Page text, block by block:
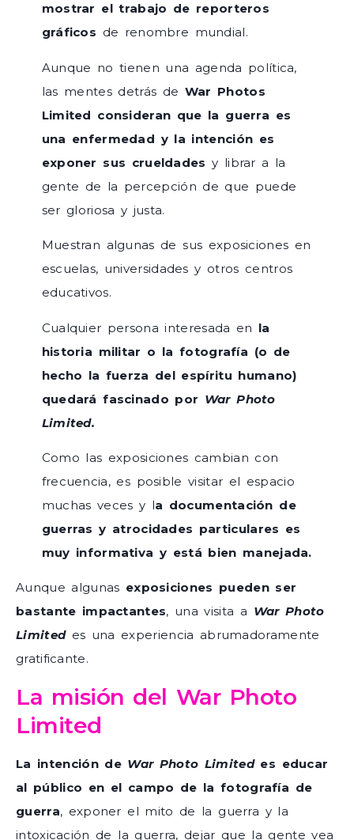
mostrar el trabajo de reporteros
gráficos de renombre mundial.
Aunque no tienen una agenda política,
las mentes detrás de War Photos
Limited consideran que la guerra es
una enfermedad y la intención es
exponer sus crueldades y librar a la
gente de la percepción de que puede
ser gloriosa y justa.
Muestran algunas de sus exposiciones en
escuelas, universidades y otros centros
educativos.
Cualquier persona interesada en la
historia militar o la fotografía (o de
hecho la fuerza del espíritu humano)
quedará fascinado por War Photo
Limited.
Como las exposiciones cambian con
frecuencia, es posible visitar el espacio
muchas veces y la documentación de
guerras y atrocidades particulares es
muy informativa y está bien manejada.
Aunque algunas exposiciones pueden ser
bastante impactantes, una visita a War Photo
Limitedes una experiencia abrumadoramente
gratificante.
La misión del War Photo
Limited
La intención de War Photo Limitedes educar
al público en el campo de la fotografía de
guerra, exponer el mito de la guerra y la
intoxicación de la guerra, dejar que la gente vea